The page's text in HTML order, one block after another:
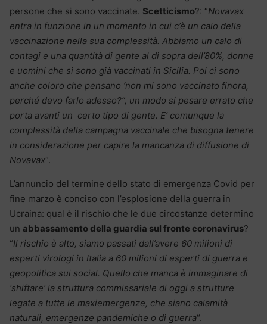
persone che si sono vaccinate. Scetticismo?: “Novavax
entra in funzione in un momento in cui c’è un calo della
vaccinazione nella sua complessità. Abbiamo un calo di
contagi e una quantità di gente al di sopra dell’80%, donne
e uomini che si sono già vaccinati in Sicilia. Poi ci sono
anche coloro che pensano ‘non mi sono vaccinato finora,
perché devo farlo adesso?”, un modo si pesare errato che
porta avanti un certo tipo di gente. E’ comunque la
complessità della campagna vaccinale che bisogna tenere
in considerazione per capire la mancanza di diffusione di
Novavax“.
L’annuncio del termine dello stato di emergenza Covid per
fine marzo è conciso con l’esplosione della guerra in
Ucraina: qual è il rischio che le due circostanze determino
un abbassamento della guardia sul fronte coronavirus?
“Il rischio è alto, siamo passati dall’avere 60 milioni di
esperti virologi in Italia a 60 milioni di esperti di guerra e
geopolitica sui social. Quello che manca è immaginare di
‘shiftare’ la struttura commissariale di oggi a strutture
legate a tutte le maxiemergenze, che siano calamità
naturali, emergenze pandemiche o di guerra“.